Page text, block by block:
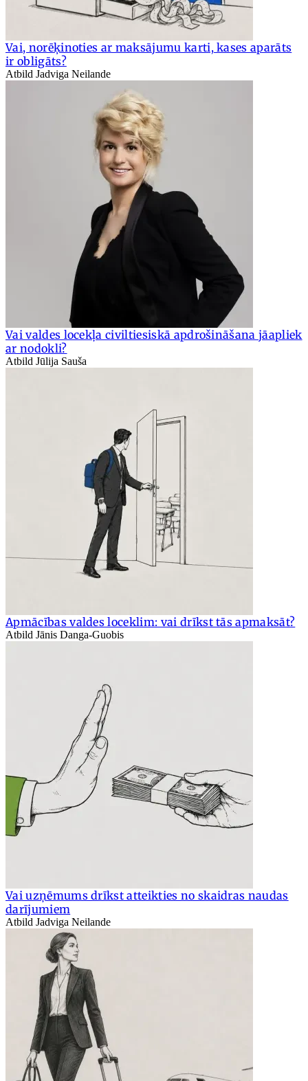
Vai, norēķinoties ar maksājumu karti, kases aparāts
ir obligāts?
Atbild Jadviga Neilande
Vai valdes locekļa civiltiesiskā apdrošināšana jāapliek
ar nodokli?
Atbild Jūlija Sauša
Apmācības valdes loceklim: vai drīkst tās apmaksāt?
Atbild Jānis Danga-Guobis
Vai uzņēmums drīkst atteikties no skaidras naudas
darījumiem
Atbild Jadviga Neilande